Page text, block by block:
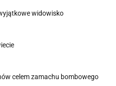
widowisko
celem zamachu bombowego